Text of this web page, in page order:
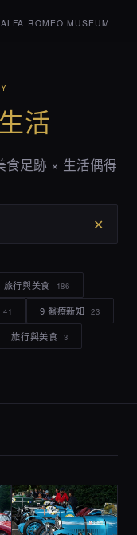
ALFA ROMEO MUSEUM
生活
食足跡 × 生活偶得
✕
旅行與美食 186
41 9 醫療新知 23
旅行與美食 3